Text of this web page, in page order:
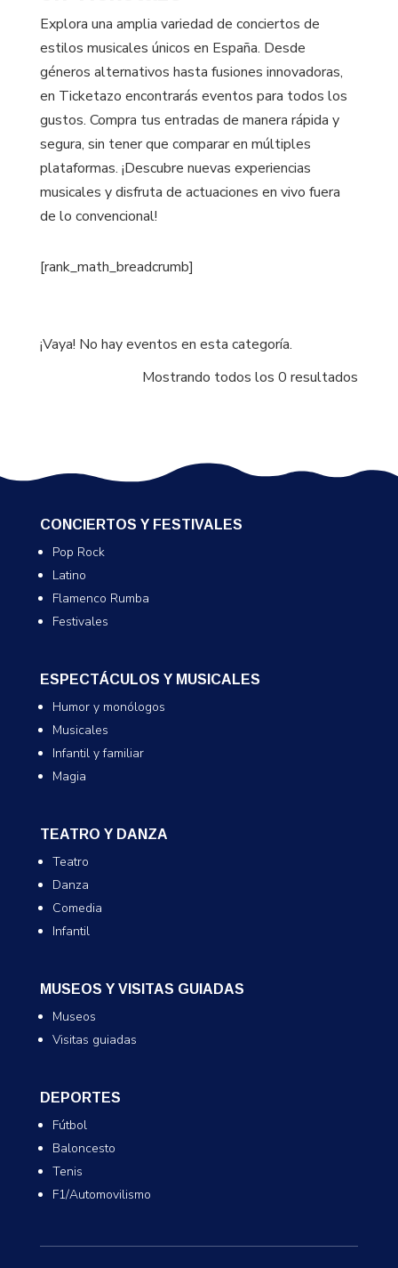
Explora una amplia variedad de conciertos de
estilos musicales únicos en España. Desde
géneros alternativos hasta fusiones innovadoras,
en Ticketazo encontrarás eventos para todos los
gustos. Compra tus entradas de manera rápida y
segura, sin tener que comparar en múltiples
plataformas. ¡Descubre nuevas experiencias
musicales y disfruta de actuaciones en vivo fuera
de lo convencional!
[rank_math_breadcrumb]
¡Vaya! No hay eventos en esta categoría.
Mostrando todos los 0 resultados
CONCIERTOS Y FESTIVALES
Pop Rock
Latino
Flamenco Rumba
Festivales
ESPECTÁCULOS Y MUSICALES
Humor y monólogos
Musicales
Infantil y familiar
Magia
TEATRO Y DANZA
Teatro
Danza
Comedia
Infantil
MUSEOS Y VISITAS GUIADAS
Museos
Visitas guiadas
DEPORTES
Fútbol
Baloncesto
Tenis
F1/Automovilismo